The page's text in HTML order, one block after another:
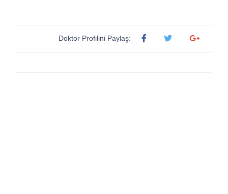
Doktor Profilini Paylaş: